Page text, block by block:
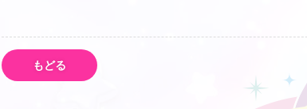
もどる